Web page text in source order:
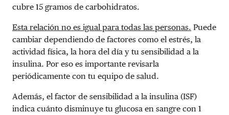
cubre 15 gramos de carbohidratos.
Esta relación no es igual para todas las personas. Puede
cambiar dependiendo de factores como el estrés, la
actividad física, la hora del día y tu sensibilidad a la
insulina. Por eso es importante revisarla
periódicamente con tu equipo de salud.
Además, el factor de sensibilidad a la insulina (ISF)
indica cuánto disminuye tu glucosa en sangre con 1